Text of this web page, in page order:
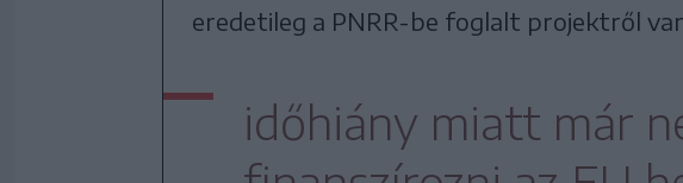
eredetileg a PNRR-be foglalt projektről
időhiány miatt már